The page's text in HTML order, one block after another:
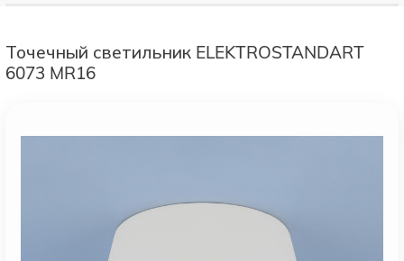
Точечный светильник ELEKTROSTANDART
6073 MR16